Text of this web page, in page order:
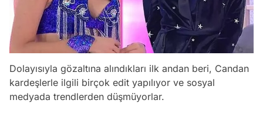
Dolayısıyla gözaltına alındıkları ilk andan beri, Candan
kardeşlerle ilgili birçok edit yapılıyor ve sosyal
medyada trendlerden düşmüyorlar.